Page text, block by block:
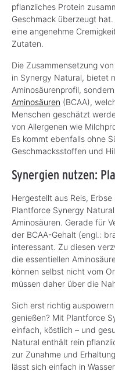
pflanzliches Protein
Geschmack überzeugt
eine angenehme
Zutaten.
Die Zusammensetzung
in Synergy Natural, bietet
Aminosäurenprofil,
Aminosäuren (BCAA),
Menschen geschätzt
von Allergenen wie
Es kommt ebenfalls ohne
Geschmacksstoffen und
Synergien nutzen:
Hergestellt aus Reis,
Plantforce Synergy
Aminosäuren. Gerade für
der BCAA-Gehalt (engl.:
interessant. Zu diesen
die essentiellen
können selbst nicht vom
müssen daher über die
Sich erst richtig
genießen? Mit Plantforce
einfach, köstlich – und
Natural enthält rein
zur Zunahme und
lässt sich einfach in